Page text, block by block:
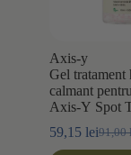
Axis-y
Gel tratament
calmant
Axis-Y Spot
Treatment91,00
Prețul
59,15 leiPrețul